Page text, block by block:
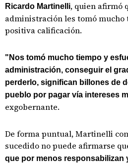
Ricardo Martinelli, quien afirmó
administración les tomó mucho
positiva calificación.
"Nos tomó mucho tiempo y
administración, conseguir el
perderlo, significan billones de
pueblo por pagar vía intereses
exgobernante.
De forma puntual, Martinelli
sucedido no puede afirmarse
que por menos responsabilizan